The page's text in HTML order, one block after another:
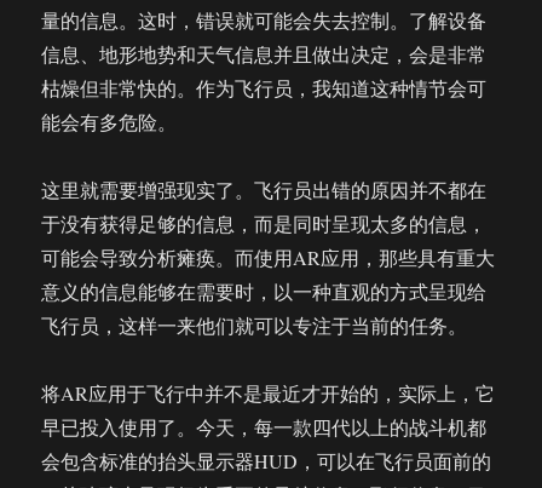
量的信息。这时，错误就可能会失去控制。了解设备
信息、地形地势和天气信息并且做出决定，会是非常
枯燥但非常快的。作为飞行员，我知道这种情节会可
能会有多危险。
这里就需要增强现实了。飞行员出错的原因并不都在
于没有获得足够的信息，而是同时呈现太多的信息，
可能会导致分析瘫痪。而使用AR应用，那些具有重大
意义的信息能够在需要时，以一种直观的方式呈现给
飞行员，这样一来他们就可以专注于当前的任务。
将AR应用于飞行中并不是最近才开始的，实际上，它
早已投入使用了。今天，每一款四代以上的战斗机都
会包含标准的抬头显示器HUD，可以在飞行员面前的